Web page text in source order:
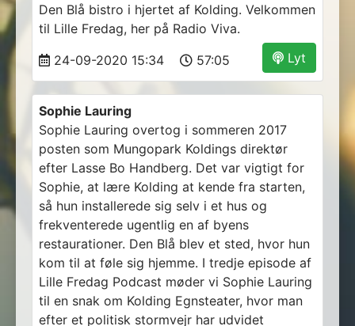
Den Blå bistro i hjertet af Kolding. Velkommen
til Lille Fredag, her på Radio Viva.
Lyt
24-09-2020 15:34 57:05
Sophie Lauring
Sophie Lauring overtog i sommeren 2017
posten som Mungopark Koldings direktør
efter Lasse Bo Handberg. Det var vigtigt for
Sophie, at lære Kolding at kende fra starten,
så hun installerede sig selv i et hus og
frekventerede ugentlig en af byens
restaurationer. Den Blå blev et sted, hvor hun
kom til at føle sig hjemme. I tredje episode af
Lille Fredag Podcast møder vi Sophie Lauring
til en snak om Kolding Egnsteater, hvor man
efter et politisk stormvejr har udvidet